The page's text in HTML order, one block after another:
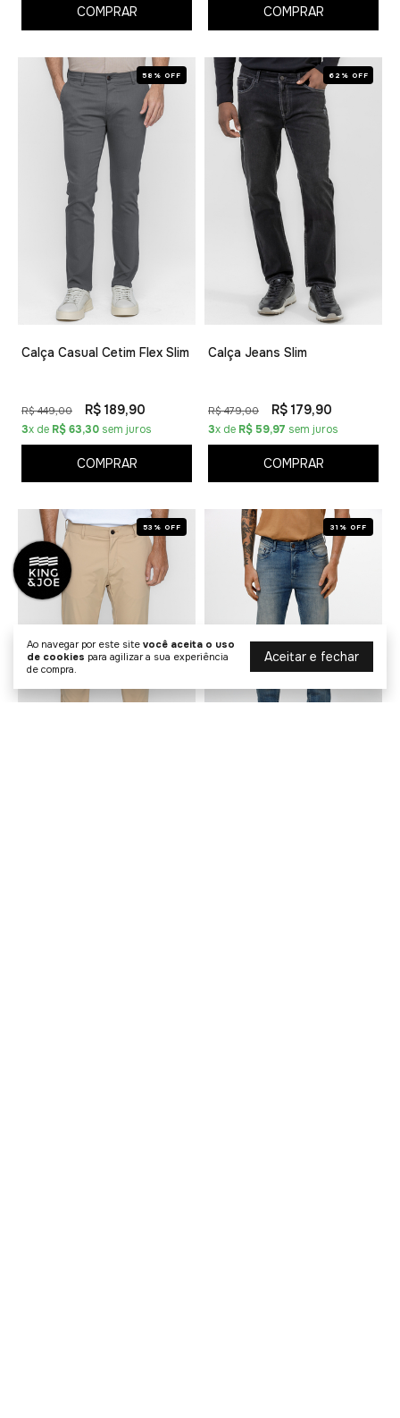
Ao navegar por este site você aceita o uso
de cookies para agilizar a sua experiência
de compra.
Aceitar e fechar
COMPRAR COMPRAR
58% OFF
Calça Casual Cetim Flex Slim
R$ 449,00 R$ 189,90
3x de R$ 63,30 sem juros
COMPRAR
62% OFF
Calça Jeans Slim
R$ 479,00 R$ 179,90
3x de R$ 59,97 sem juros
COMPRAR
53% OFF 31% OFF